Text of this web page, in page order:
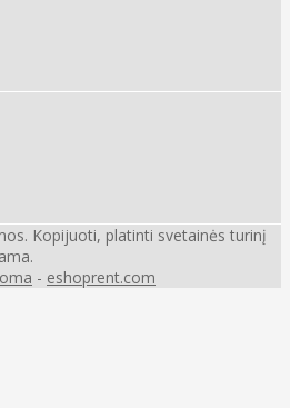
Kopijuoti, platinti svetainės turinį
- eshoprent.com